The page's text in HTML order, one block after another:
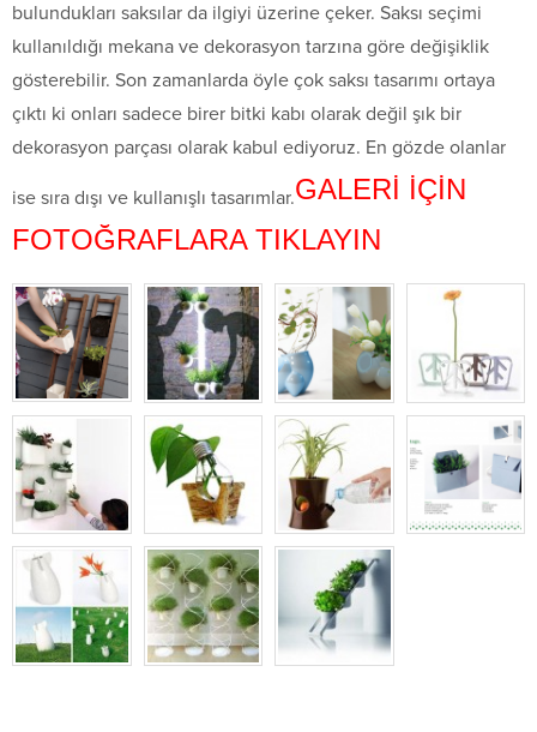
bulundukları saksılar da ilgiyi üzerine çeker. Saksı seçimi
kullanıldığı mekana ve dekorasyon tarzına göre değişiklik
gösterebilir. Son zamanlarda öyle çok saksı tasarımı ortaya
çıktı ki onları sadece birer bitki kabı olarak değil şık bir
dekorasyon parçası olarak kabul ediyoruz. En gözde olanlar
ise sıra dışı ve kullanışlı tasarımlar.GALERİ İÇİN
FOTOĞRAFLARA TIKLAYIN